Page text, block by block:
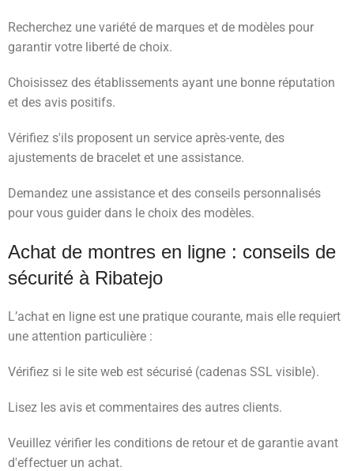
Recherchez une variété de marques et de modèles pour
garantir votre liberté de choix.
Choisissez des établissements ayant une bonne réputation
et des avis positifs.
Vérifiez s'ils proposent un service après-vente, des
ajustements de bracelet et une assistance.
Demandez une assistance et des conseils personnalisés
pour vous guider dans le choix des modèles.
Achat de montres en ligne : conseils de
sécurité à Ribatejo
L’achat en ligne est une pratique courante, mais elle requiert
une attention particulière :
Vérifiez si le site web est sécurisé (cadenas SSL visible).
Lisez les avis et commentaires des autres clients.
Veuillez vérifier les conditions de retour et de garantie avant
d'effectuer un achat.